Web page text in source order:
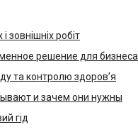
зовнішніх робіт
решение для бизнеса
та контролю здоров’я
и зачем они нужны
гід